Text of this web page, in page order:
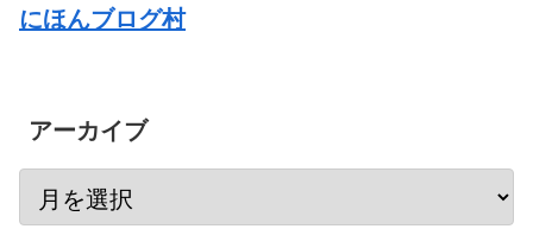
にほんブログ村
アーカイブ